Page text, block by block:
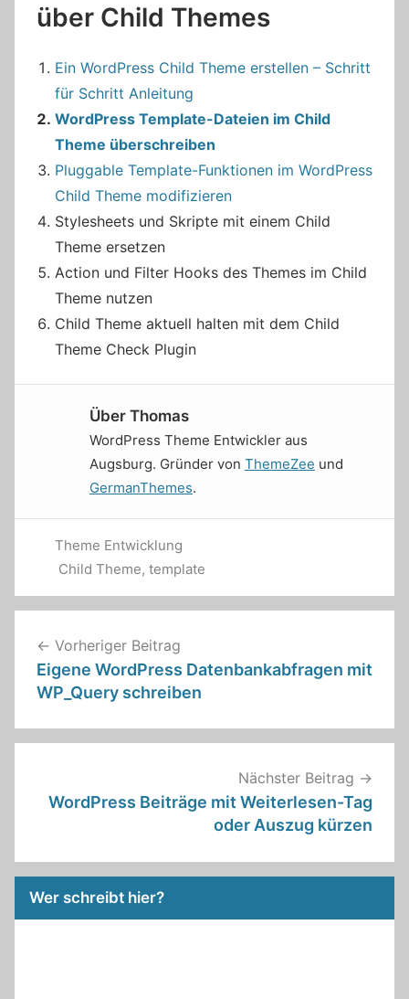
über Child Themes
Ein WordPress Child Theme erstellen – Schritt
für Schritt Anleitung
WordPress Template-Dateien im Child
Theme überschreiben
Pluggable Template-Funktionen im WordPress
Child Theme modifizieren
Stylesheets und Skripte mit einem Child
Theme ersetzen
Action und Filter Hooks des Themes im Child
Theme nutzen
Child Theme aktuell halten mit dem Child
Theme Check Plugin
Über Thomas
WordPress Theme Entwickler aus
Augsburg. Gründer von ThemeZee und
GermanThemes.
Theme Entwicklung
Child Theme, template
Vorheriger Beitrag
Eigene WordPress Datenbankabfragen mit
WP_Query schreiben
Nächster Beitrag
WordPress Beiträge mit Weiterlesen-Tag
oder Auszug kürzen
Wer schreibt hier?